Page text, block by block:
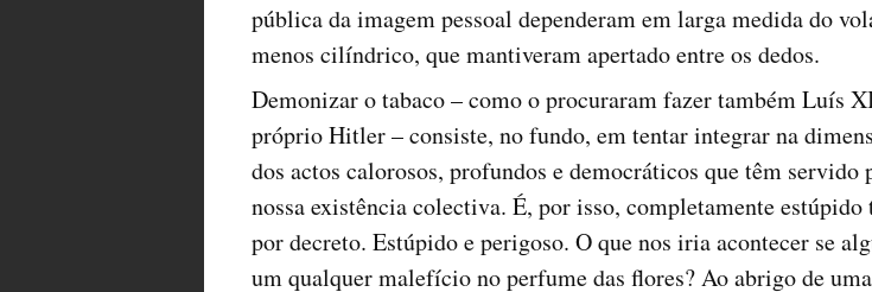
pública da imagem pessoal dependeram em larga medida do
menos cilíndrico, que mantiveram apertado entre os dedos.
Demonizar o tabaco – como o procuraram fazer também Luís
próprio Hitler – consiste, no fundo, em tentar integrar na
dos actos calorosos, profundos e democráticos que têm servido
nossa existência colectiva. É, por isso, completamente
por decreto. Estúpido e perigoso. O que nos iria acontecer se
um qualquer malefício no perfume das flores? Ao abrigo de